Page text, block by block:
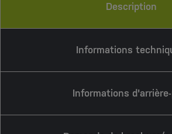
Description
Informations
Informations